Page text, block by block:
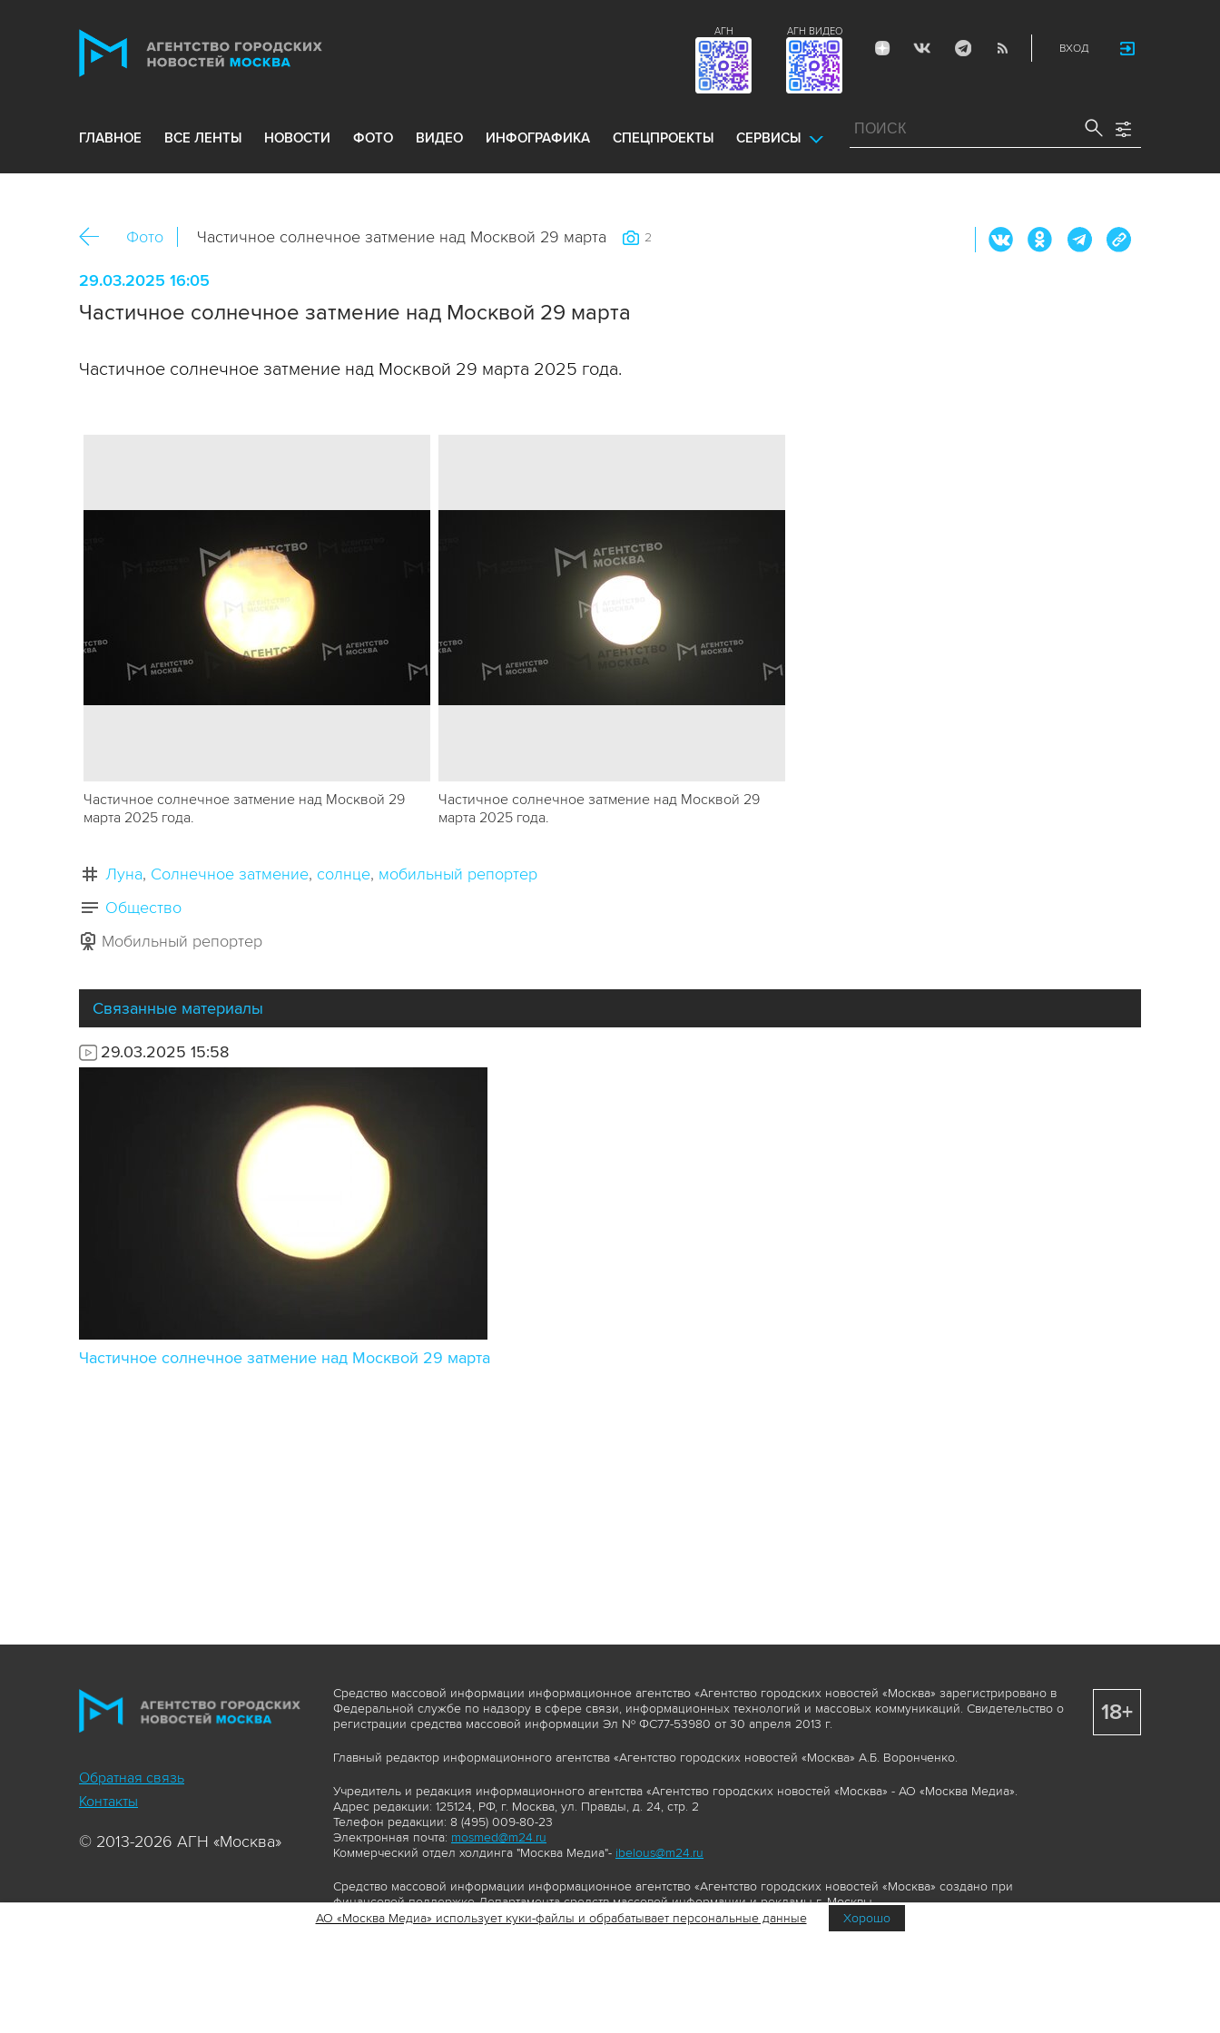
ВХОД
АГН ВИДЕО
АГН
ГЛАВНОЕ ВСЕ ЛЕНТЫ НОВОСТИ ФОТО ВИДЕО ИНФОГРАФИКА СПЕЦПРОЕКТЫ СЕРВИСЫ
Фото Частичное солнечное затмение над Москвой 29 марта 2
29.03.2025 16:05
Частичное солнечное затмение над Москвой 29 марта
Частичное солнечное затмение над Москвой 29 марта 2025 года.
Частичное солнечное затмение над Москвой 29
марта 2025 года.
Частичное солнечное затмение над Москвой 29
марта 2025 года.
Луна Солнечное затмение солнце мобильный репортер
Общество
Мобильный репортер
Связанные материалы
29.03.2025 15:58
Частичное солнечное затмение над Москвой 29 марта
Обратная связь
Контакты
© 2013-2026 АГН «Москва»
Средство массовой информации информационное агентство «Агентство городских новостей «Москва» зарегистрировано в
Федеральной службе по надзору в сфере связи, информационных технологий и массовых коммуникаций. Свидетельство о
регистрации средства массовой информации Эл № ФС77-53980 от 30 апреля 2013 г.
Главный редактор информационного агентства «Агентство городских новостей «Москва» А.Б. Воронченко.
Учредитель и редакция информационного агентства «Агентство городских новостей «Москва» - АО «Москва Медиа».
Адрес редакции: 125124, РФ, г. Москва, ул. Правды, д. 24, стр. 2
Телефон редакции: 8 (495) 009-80-23
Электронная почта: mosmed@m24.ru
Коммерческий отдел холдинга "Москва Медиа"- ibelous@m24.ru
Средство массовой информации информационное агентство «Агентство городских новостей «Москва» создано при
финансовой поддержке Департамента средств массовой информации и рекламы г. Москвы.
Сайт https://www.mskagency.ru содержит материалы, товарные знаки и иные охраняемые элементы, включая, но, не
18+
АО «Москва Медиа» использует куки-файлы и обрабатывает персональные данные Хорошо